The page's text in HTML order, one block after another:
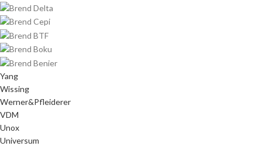
Yang
Wissing
Werner&Pfleiderer
VDM
Unox
Universum